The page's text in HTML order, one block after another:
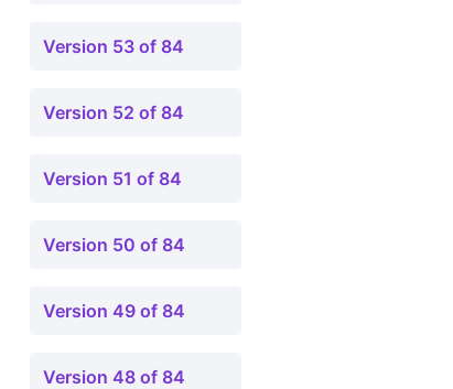
Version 53 of 84
Version 52 of 84
Version 51 of 84
Version 50 of 84
Version 49 of 84
Version 48 of 84